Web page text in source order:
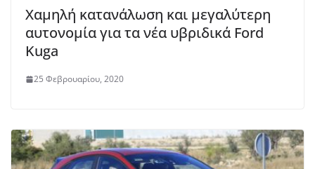
Χαμηλή κατανάλωση και μεγαλύτερη
αυτονομία για τα νέα υβριδικά Ford
Kuga
25 Φεβρουαρίου, 2020